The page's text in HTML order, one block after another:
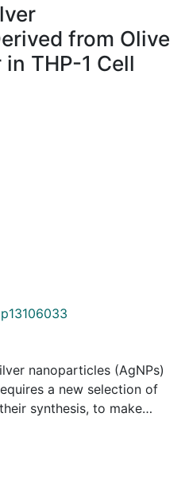
from Olive
THP-1 Cell
nanoparticles (AgNPs)
a new selection of
synthesis, to make
and the
use of toxic products,